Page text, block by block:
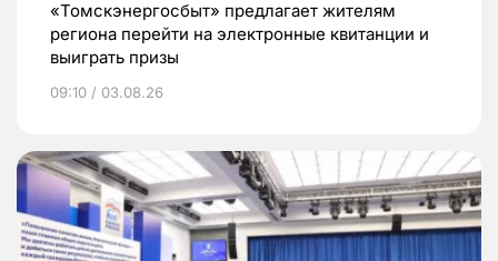
«Томскэнергосбыт» предлагает жителям
региона перейти на электронные квитанции и
выиграть призы
09:10 / 03.08.26